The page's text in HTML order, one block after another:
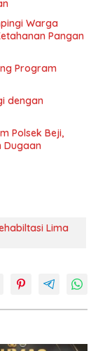
Warga
Pangan
Program
dengan
Polsek Beji,
Dugaan
Lima